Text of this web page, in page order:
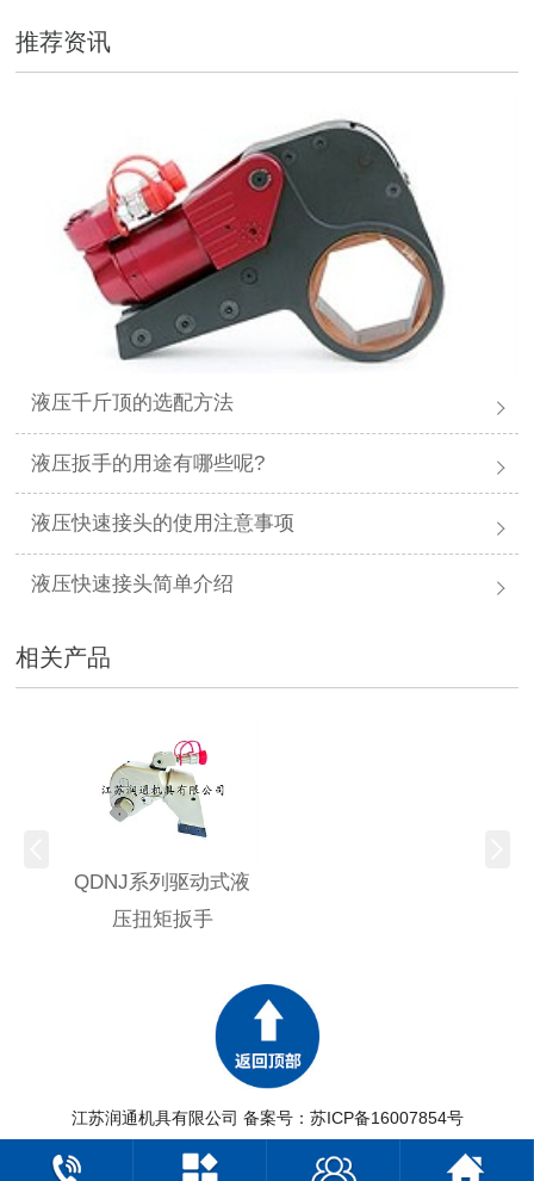
推荐资讯
液压千斤顶的选配方法
液压扳手的用途有哪些呢?
液压快速接头的使用注意事项
液压快速接头简单介绍
相关产品
QDNJ系列驱动式液
压扭矩扳手
江苏润通机具有限公司 备案号： 苏ICP备16007854号
网站地图